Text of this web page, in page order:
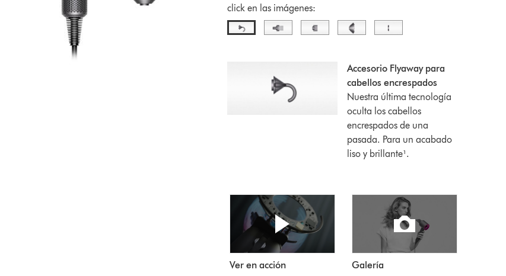
click en las imágenes:
Accesorio Flyaway para
cabellos encrespados
Nuestra última tecnología
oculta los cabellos
encrespados de una
pasada. Para un acabado
liso y brillante¹.
Ver en acción Galería